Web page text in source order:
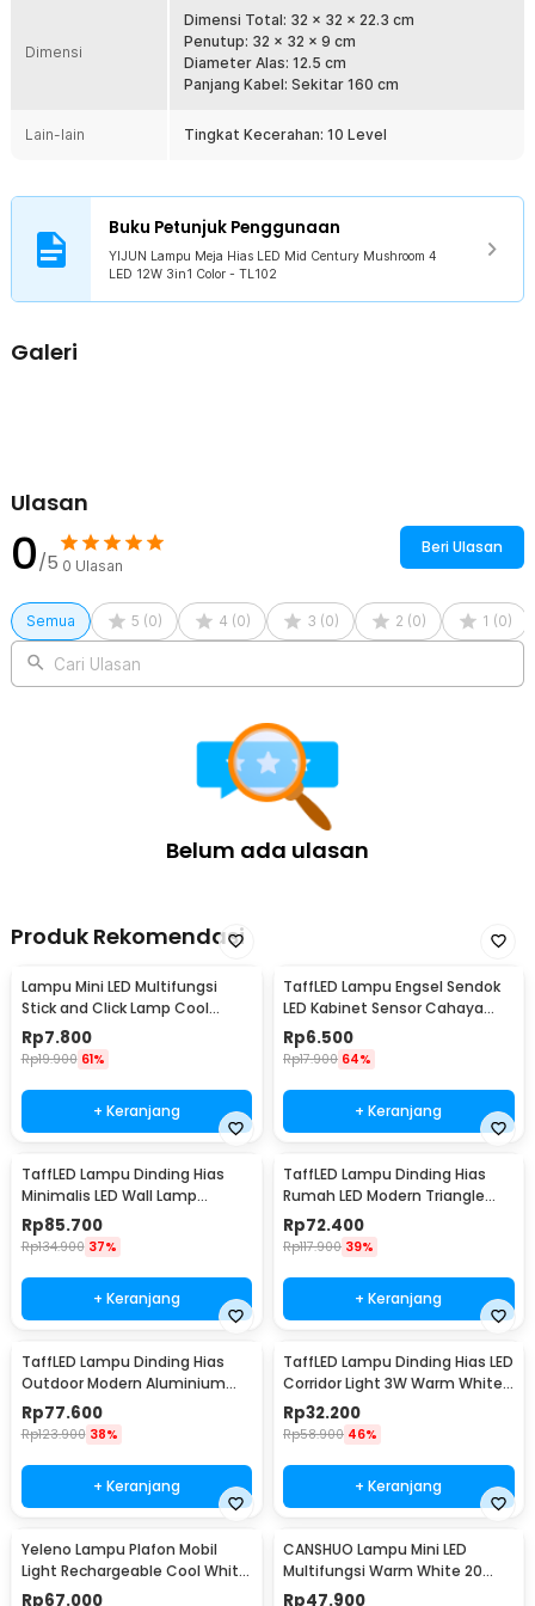
Kelengkapan Produk
Rincian yang Anda dapatkan untuk pembelian produk ini:
12W 3in1 Color - TL102
Dimensi
Dimensi Total: 32 x 32 x 22.3 cm
Penutup: 32 x 32 x 9 cm
Diameter Alas: 12.5 cm
Panjang Kabel: Sekitar 160 cm
Lain-lain Tingkat Kecerahan: 10 Level
Buku Petunjuk Penggunaan
YIJUN Lampu Meja Hias LED Mid Century Mushroom 4
LED 12W 3in1 Color - TL102
Galeri
Ulasan
0/5 0 Ulasan
Beri Ulasan
Semua 5 (0) 4 (0) 3 (0) 2 (0) 1 (0)
Cari Ulasan
Belum ada ulasan
Produk Rekomendasi
Lampu Mini LED Multifungsi
Stick and Click Lamp Cool
White 6.5cm - LL003
Rp7.800
Rp19.900 61%
+ Keranjang
TaffLED Lampu Engsel Sendok
LED Kabinet Sensor Cahaya
Cool White 12V - XYD
Rp6.500
Rp17.900 64%
+ Keranjang
TaffLED Lampu Dinding Hias
Minimalis LED Wall Lamp
Aluminium 12W Warm White -
B1001
Rp85.700
Rp134.900 37%
+ Keranjang
TaffLED Lampu Dinding Hias
Rumah LED Modern Triangle
Aluminium 3W - ABD-3W-SJX
Rp72.400
Rp117.900 39%
+ Keranjang
TaffLED Lampu Dinding Hias
Outdoor Modern Aluminium
6W Warm White - MSL021
Rp77.600
Rp123.900 38%
+ Keranjang
TaffLED Lampu Dinding Hias LED
Corridor Light 3W Warm White
3000K - F0011
Rp32.200
Rp58.900 46%
+ Keranjang
Yeleno Lampu Plafon Mobil
Light Rechargeable Cool White
2.2W - Y-975
Rp67.000
CANSHUO Lampu Mini LED
Multifungsi Warm White 20
Lumens 1W 3 PCS - YJ-904
Rp47.900